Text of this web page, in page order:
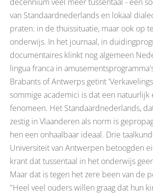
van Standaardnederlands en lokaal
praten: in de thuissituatie, maar ook op
onderwijs. In het journaal, in
documentaires klinkt nog algemeen
lingua franca in
Brabants of Antwerps getint
sommige academici is dat een natuurlijk
fenomeen. Het Standaardnederlands,
zestig in Vlaanderen als norm is
hen een onhaalbaar ideaal. Drie
Universiteit van Antwerpen betoogden
krant dat tussentaal in het onderwijs
Maar dat is tegen het zere been van de
"Heel veel ouders willen graag dat hun